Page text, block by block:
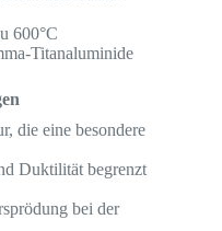
600°C
Titanaluminide
die eine besondere
Duktilität begrenzt
bei der